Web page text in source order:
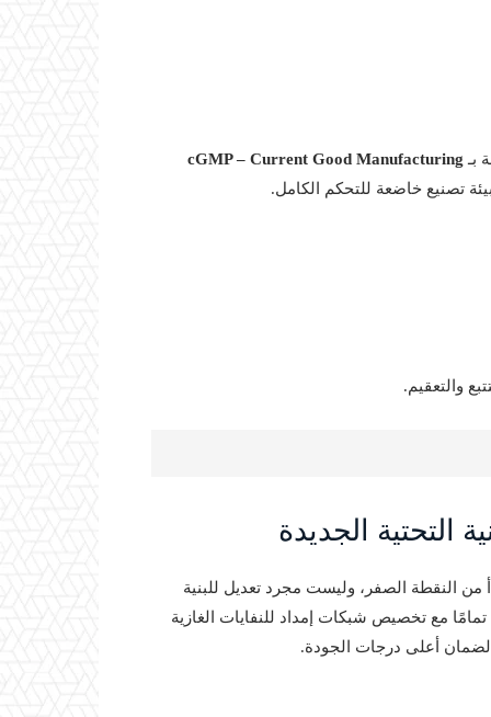
بـ cGMP – Current Good Manufacturing
تصنيع خاضعة للتحكم الكامل.
والتعقيم.
التحتية الجديدة
النقطة الصفر، وليست مجرد تعديل للبنية
مع تخصيص شبكات إمداد للنفايات الغازية